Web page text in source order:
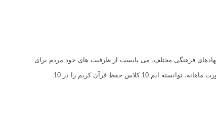
فرهنگی مختلف، می بایست از ظرفیت های خود مردم برای
در این راستا طرح هایی مانند: «همدلی» و «زکات مهارت» را اجرایی کردیم؛ در طرح همدلی با مشارکت های مالی مردمی به صورت ماهانه، توانسته ایم 10 کلاس حفظ قرآن کریم را در 10